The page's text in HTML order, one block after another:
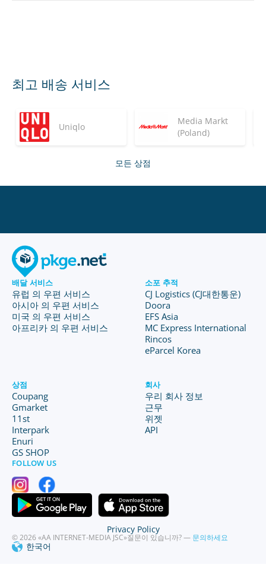
최고 배송 서비스
Uniqlo
Media Markt
(Poland)
모든 상점
배달 서비스
유럽 의 우편 서비스
아시아 의 우편 서비스
미국 의 우편 서비스
아프리카 의 우편 서비스
소포 추적
CJ Logistics (CJ대한통운)
Doora
EFS Asia
MC Express International
Rincos
eParcel Korea
상점
Coupang
Gmarket
11st
Interpark
Enuri
GS SHOP
회사
우리 회사 정보
근무
위젯
API
FOLLOW US
© 2026 «AA INTERNET-MEDIA JSC»질문이 있습니까? — 문의하세요
한국어
Privacy Policy